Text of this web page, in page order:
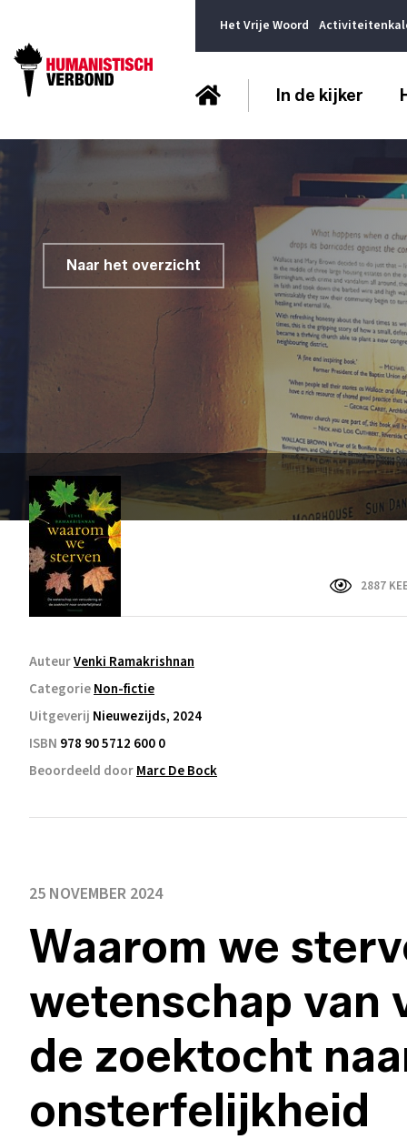
Het Vrije Woord
In de kijker
Naar het overzicht
2887
AuteurVenki Ramakrishnan
CategorieNon-fictie
Uitgeverij Nieuwezijds, 2024
ISBN 978 90 5712 600 0
Beoordeeld doorMarc De Bock
25 NOVEMBER 2024
Waarom we
wetenschap van
de zoektocht
onsterfelijkheid